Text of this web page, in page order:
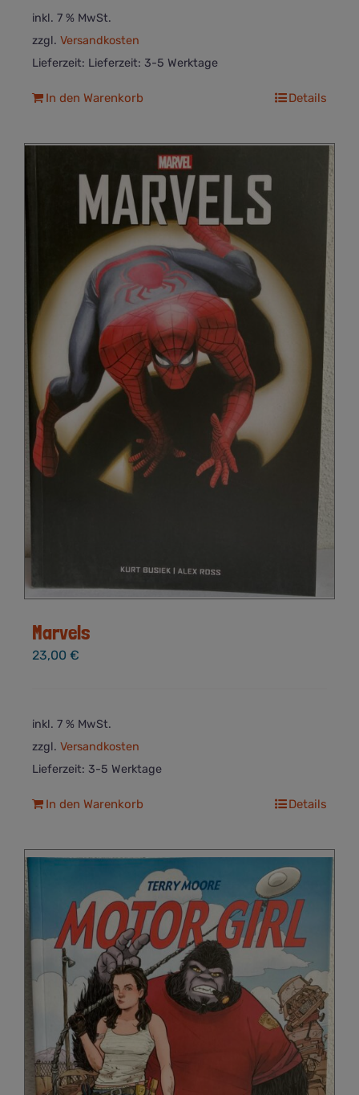
inkl. 7 % MwSt.
zzgl. Versandkosten
Lieferzeit: Lieferzeit: 3-5 Werktage
In den Warenkorb Details
Marvels
23,00 €
inkl. 7 % MwSt.
zzgl. Versandkosten
Lieferzeit: 3-5 Werktage
In den Warenkorb Details